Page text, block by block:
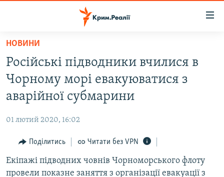
Перейти
основного
матеріалу
Перейти
до
основної
Перейти
пошуку
ВІДЕО ТА ФОТО
БЛОГИ
ПОГЛЯД
ІНТЕРВ'Ю
НОВИНИ
Російські підводники вчилися в
Чорному морі евакуюватися з
аварійної субмарини
01 лютий 2020, 16:02
Поділитись Читати без VPN
Екіпажі підводних човнів Чорноморського флоту
провели показне заняття з організації евакуації з